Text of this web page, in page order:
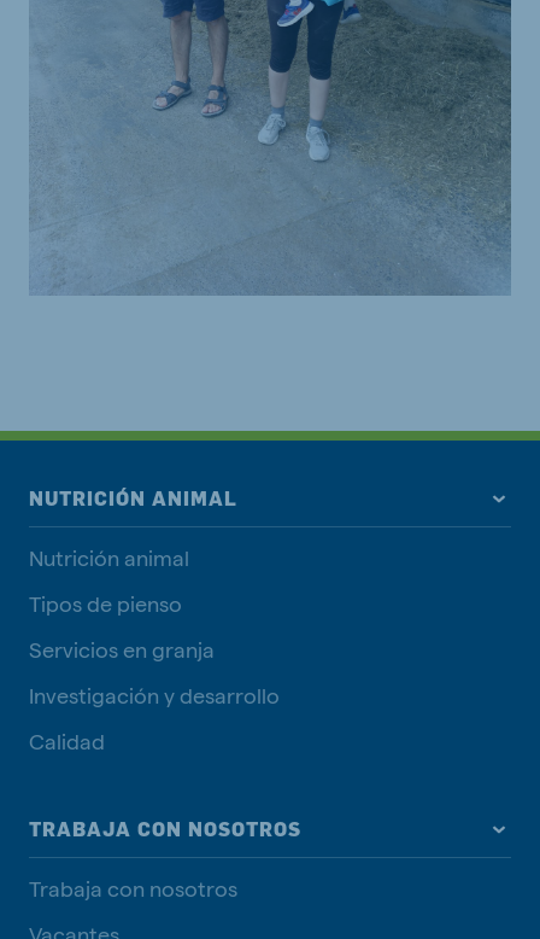
NUTRICIÓN ANIMAL
Nutrición animal
Tipos de pienso
Servicios en granja
Investigación y desarrollo
Calidad
TRABAJA CON NOSOTROS
Trabaja con nosotros
Vacantes